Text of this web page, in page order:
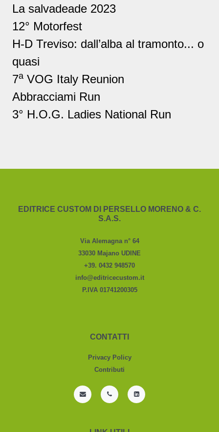
La salvadeade 2023
12° Motorfest
H-D Treviso: dall’alba al tramonto... o
quasi
7a VOG Italy Reunion
Abbracciami Run
3° H.O.G. Ladies National Run
EDITRICE CUSTOM DI PERSELLO MORENO & C.
S.A.S.
Via Alemagna n° 64
33030 Majano UDINE
+39. 0432 948570
info@editricecustom.it
P.IVA 01741200305
CONTATTI
Privacy Policy
Contributi